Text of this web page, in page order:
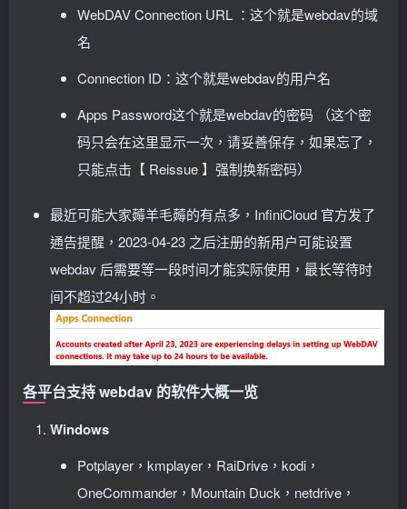
WebDAV Connection URL ：这个就是webdav的域
名
Connection ID：这个就是webdav的用户名
Apps Password这个就是webdav的密码 （这个密
码只会在这里显示一次，请妥善保存，如果忘了，
只能点击【 Reissue 】强制换新密码）
最近可能大家薅羊毛薅的有点多，InfiniCloud 官方发了
通告提醒，2023-04-23 之后注册的新用户可能设置
webdav 后需要等一段时间才能实际使用，最长等待时
间不超过24小时。
各平台支持 webdav 的软件大概一览
Windows
Potplayer，kmplayer，RaiDrive，kodi，
OneCommander，Mountain Duck，netdrive，